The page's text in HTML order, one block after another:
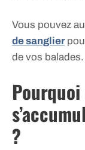
Vous pouvez
de sanglier
de vos balades.
?